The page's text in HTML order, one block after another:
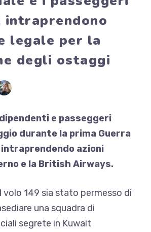
intraprendono
legale per la
degli ostaggi
e passeggeri
durante la prima Guerra
azioni
e la British Airways.
volo 149 sia stato permesso di
una squadra di
segrete in Kuwait